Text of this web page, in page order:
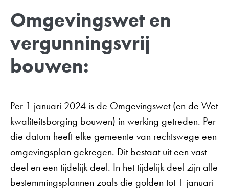
Omgevingswet en
vergunningsvrij
bouwen:
Per 1 januari 2024 is de Omgevingswet (en de Wet
kwaliteitsborging bouwen) in werking getreden. Per
die datum heeft elke gemeente van rechtswege een
omgevingsplan gekregen. Dit bestaat uit een vast
deel en een tijdelijk deel. In het tijdelijk deel zijn alle
bestemmingsplannen zoals die golden tot 1 januari